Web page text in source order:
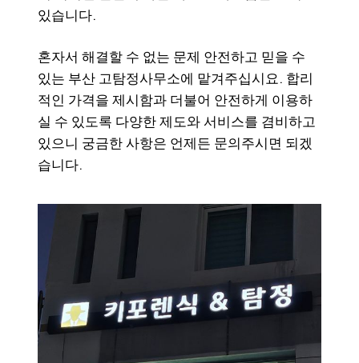
있습니다.
혼자서 해결할 수 없는 문제 안전하고 믿을 수
있는 부산 고탐정사무소에 맡겨주십시요. 합리
적인 가격을 제시함과 더불어 안전하게 이용하
실 수 있도록 다양한 제도와 서비스를 겸비하고
있으니 궁금한 사항은 언제든 문의주시면 되겠
습니다.